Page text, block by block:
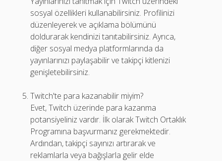
sosyal özellikleri kullanabilirsiniz. Profilinizi
düzenleyerek ve açıklama bölümünü
doldurarak kendinizi tanıtabilirsiniz. Ayrıca,
diğer sosyal medya platformlarında da
yayınlarınızı paylaşabilir ve takipçi kitlenizi
genişletebilirsiniz.
Twitch'te para kazanabilir miyim?
Evet, Twitch üzerinde para kazanma
potansiyeliniz vardır. İlk olarak Twitch Ortaklık
Programına başvurmanız gerekmektedir.
Ardından, takipçi sayınızı artırarak ve
reklamlarla veya bağışlarla gelir elde